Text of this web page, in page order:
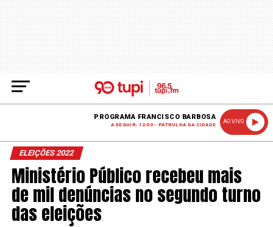
PROGRAMA FRANCISCO BARBOSA
A SEGUIR: 12:00 - PATRULHA DA CIDADE
AO VIVO
ELEIÇÕES 2022
Ministério Público recebeu mais
de mil denúncias no segundo turno
das eleições